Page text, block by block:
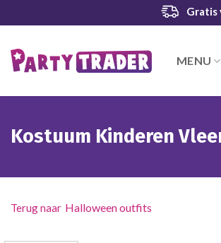
naar
Gratis
MENU
Kostuum Kinderen
Halloween outfits